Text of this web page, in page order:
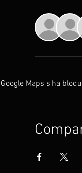
Google Maps s'ha